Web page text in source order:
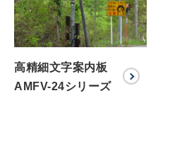
高精細文字案内板
AMFV-24シリーズ